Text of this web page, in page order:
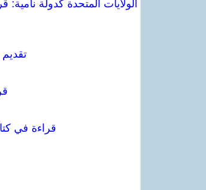
الولايات المتحدة كدولة
قراءة في